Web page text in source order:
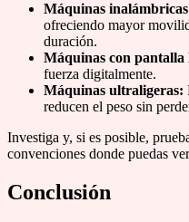
Máquinas
ofreciendo mayor
duración.
Máquinas con
fuerza digitalmente.
Máquinas ultraligeras:
reducen el peso sin
Investiga y, si es posible,
convenciones donde puedas
Conclusión